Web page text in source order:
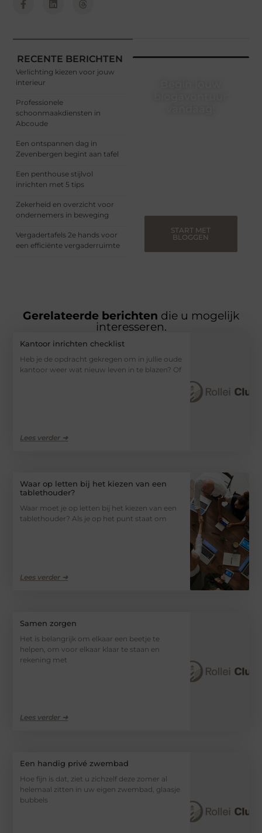
RECENTE BERICHTEN
Verlichting kiezen voor jouw
interieur
Professionele
schoonmaakdiensten in
Abcoude
Een ontspannen dag in
Zevenbergen begint aan tafel
Een penthouse stijlvol
inrichten met 5 tips
Zekerheid en overzicht voor
ondernemers in beweging
Vergadertafels 2e hands voor
een efficiënte vergaderruimte
START MET
BLOGGEN
Gerelateerde berichten die u mogelijk
interesseren.
Kantoor inrichten checklist
Heb je de opdracht gekregen om in jullie oude
kantoor weer wat nieuw leven in te blazen? Of
Lees verder ➜
Waar op letten bij het kiezen van een
tablethouder?
Waar moet je op letten bij het kiezen van een
tablethouder? Als je op het punt staat om
Lees verder ➜
Samen zorgen
Het is belangrijk om elkaar een beetje te
helpen, om voor elkaar klaar te staan en
rekening met
Lees verder ➜
Een handig privé zwembad
Hoe fijn is dat, ziet u zichzelf deze zomer al
helemaal zitten in uw eigen zwembad, glaasje
bubbels